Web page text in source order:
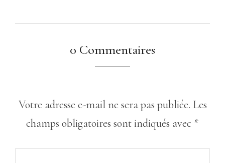
0 Commentaires
Votre adresse e-mail ne sera pas publiée. Les
champs obligatoires sont indiqués avec *